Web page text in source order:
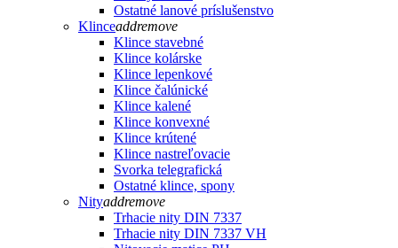
Ostatné lanové príslušenstvo
Klinceaddremove
Klince stavebné
Klince kolárske
Klince lepenkové
Klince čalúnické
Klince kalené
Klince konvexné
Klince krútené
Klince nastreľovacie
Svorka telegrafická
Ostatné klince, spony
Nityaddremove
Trhacie nity DIN 7337
Trhacie nity DIN 7337 VH